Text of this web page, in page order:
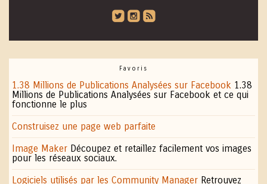
roundedtwitterbird roundedinstagram roundedblip
Favoris
1.38 Millions de Publications Analysées sur Facebook 1.38
Millions de Publications Analysées sur Facebook et ce qui
fonctionne le plus
Construisez une page web parfaite
Image Maker Découpez et retaillez facilement vos images
pour les réseaux sociaux.
Logiciels utilisés par les Community Manager Retrouvez